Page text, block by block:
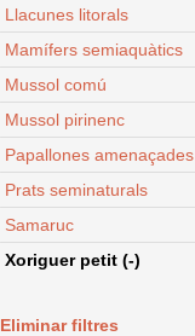
Llacunes litorals
Mamífers semiaquàtics
Mussol comú
Mussol pirinenc
Papallones amenaçades
Prats seminaturals
Samaruc
Xoriguer petit (-)
Eliminar filtres